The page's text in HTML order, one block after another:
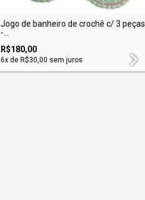
Jogo de banheiro de crochê c/ 3 peças
-...
R$180,00
6x de R$30,00 sem juros